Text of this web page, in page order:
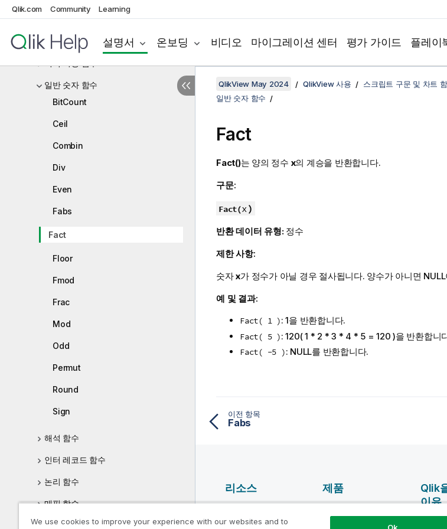
Qlik.com Community Learning
설명서 온보딩 비디오 마이그레이션 센터 평가 가이드 플레이
파일 함수
재무 함수
일반 숫자 함수
BitCount
Ceil
Combin
Div
Even
Fabs
Fact
Floor
Fmod
Frac
Mod
Odd
Permut
Round
Sign
해석 함수
인터 레코드 함수
논리 함수
매핑 함수
수학 함수
QlikView May 2024 QlikView 사용 스크립트 구문 및 차트
일반 숫자 함수
Fact
Fact()는 양의 정수 x의 계승을 반환합니다.
구문:
Fact(x)
반환 데이터 유형: 정수
제한 사항:
숫자x가 정수가 아닐 경우 절사됩니다. 양수가 아니면 NULL
예 및 결과:
Fact( 1 ): 1을 반환합니다.
Fact( 5 ): 120( 1 * 2 * 3 * 4 * 5 = 120 )을 반환합니
Fact( -5 ): NULL를 반환합니다.
이전 항목
Fabs
리소스
Qlik Developer
제품
INTEGRATION 및
Qlik
이유
Qlik
We use cookies to improve your experience with our websites and to